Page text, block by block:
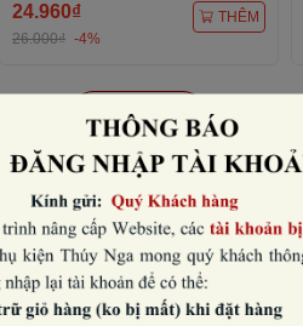
24.960₫
26.000₫ -4%
THÊM
Xem tất cả